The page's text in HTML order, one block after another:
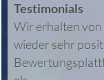
Testimonials
Wir erhalten von
wieder sehr